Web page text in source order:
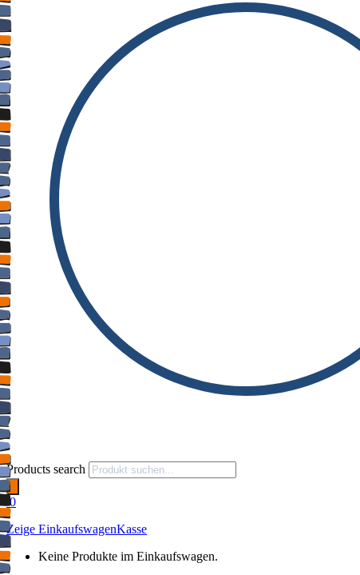
Products search
0
Zeige EinkaufswagenKasse
Keine Produkte im Einkaufswagen.